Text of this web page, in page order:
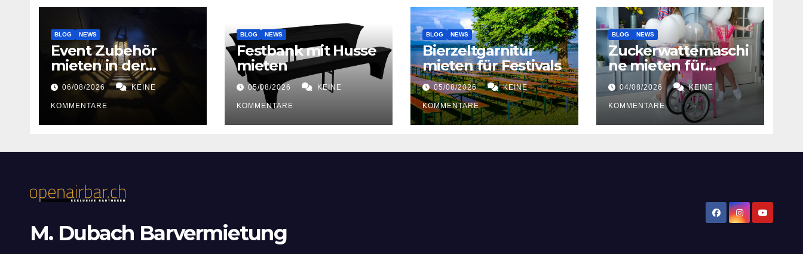
BLOG NEWS
Event Zubehör
mieten in der
Schweiz
06/08/2026 KEINE
KOMMENTARE
BLOG NEWS
Festbank mit Husse
mieten
05/08/2026 KEINE
KOMMENTARE
BLOG NEWS
Bierzeltgarnitur
mieten für Festivals
05/08/2026 KEINE
KOMMENTARE
BLOG NEWS
Zuckerwattemaschi
ne mieten für
Hochzeiten
04/08/2026 KEINE
KOMMENTARE
M. Dubach Barvermietung